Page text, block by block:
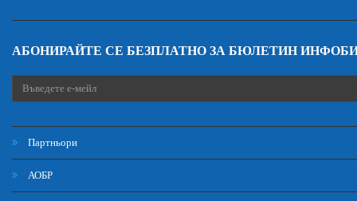
АБОНИРАЙТЕ СЕ БЕЗПЛАТНО ЗА БЮЛЕТИН
Партньори
АОБР